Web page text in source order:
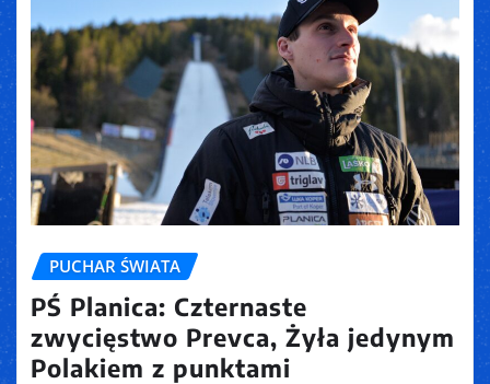
PUCHAR ŚWIATA
PŚ Planica: Czternaste
zwycięstwo Prevca, Żyła jedynym
Polakiem z punktami